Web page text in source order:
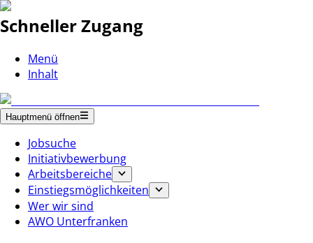
Schneller Zugang
Menü
Inhalt
Hauptmenü öffnen
Jobsuche
Initiativbewerbung
Arbeitsbereiche
Einstiegsmöglichkeiten
Wer wir sind
AWO Unterfranken